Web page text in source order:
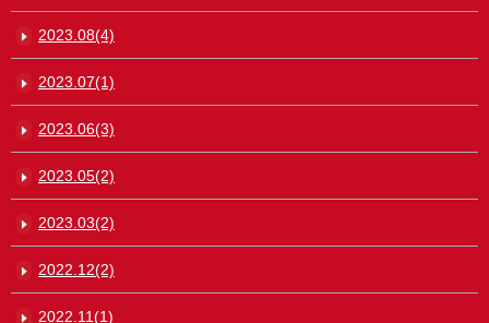
2023.08(4)
2023.07(1)
2023.06(3)
2023.05(2)
2023.03(2)
2022.12(2)
2022.11(1)